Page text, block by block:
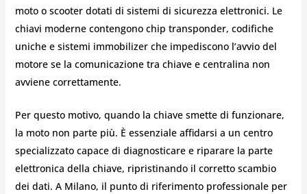
moto o scooter dotati di sistemi di sicurezza elettronici. Le
chiavi moderne contengono chip transponder, codifiche
uniche e sistemi immobilizer che impediscono l’avvio del
motore se la comunicazione tra chiave e centralina non
avviene correttamente.
Per questo motivo, quando la chiave smette di funzionare,
la moto non parte più. È essenziale affidarsi a un centro
specializzato capace di diagnosticare e riparare la parte
elettronica della chiave, ripristinando il corretto scambio
dei dati. A Milano, il punto di riferimento professionale per